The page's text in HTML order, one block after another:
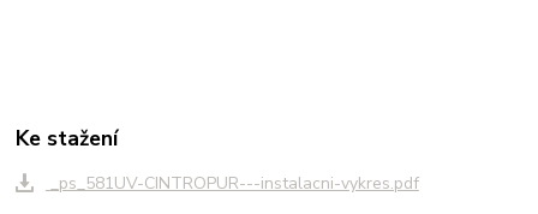
Ke stažení
_ps_581UV-CINTROPUR---instalacni-vykres.pdf